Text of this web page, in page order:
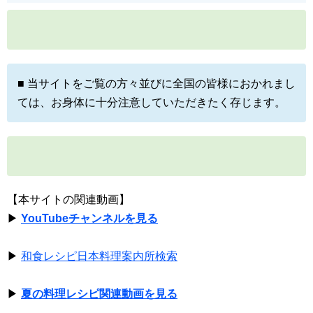
■ 当サイトをご覧の方々並びに全国の皆様におかれまし
ては、お身体に十分注意していただきたく存じます。
【本サイトの関連動画】
▶ YouTubeチャンネルを見る
▶ 和食レシピ日本料理案内所検索
▶ 夏の料理レシピ関連動画を見る